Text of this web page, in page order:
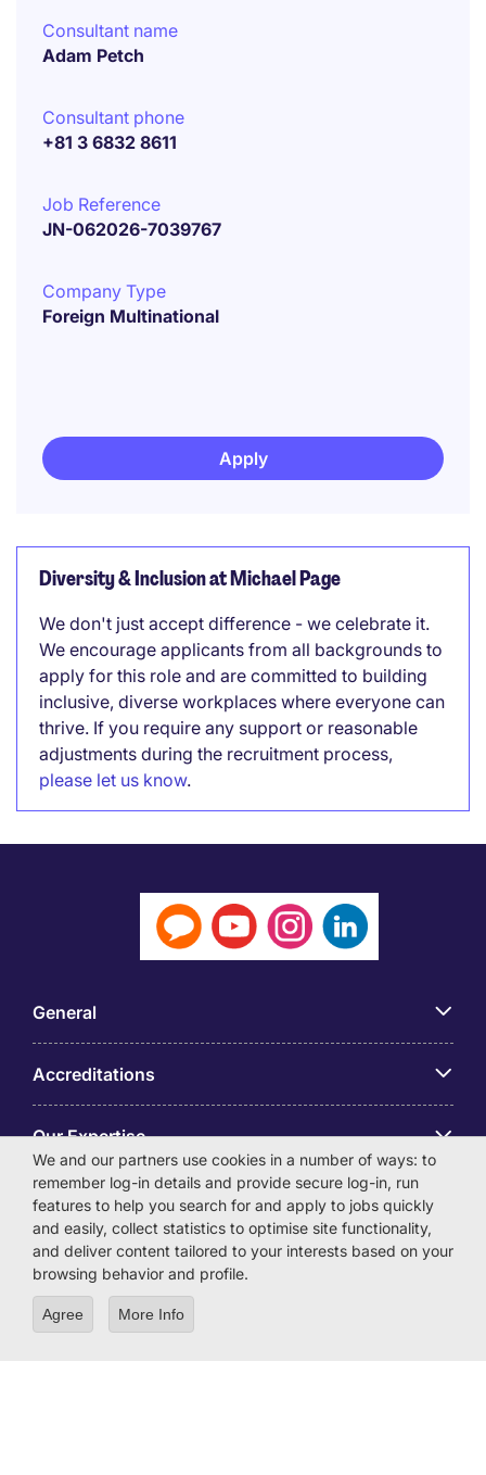
Consultant name
Adam Petch
Consultant phone
+81 3 6832 8611
Job Reference
JN-062026-7039767
Company Type
Foreign Multinational
Apply
Diversity & Inclusion at Michael Page
We don't just accept difference - we celebrate it.
We encourage applicants from all backgrounds to
apply for this role and are committed to building
inclusive, diverse workplaces where everyone can
thrive. If you require any support or reasonable
adjustments during the recruitment process,
please let us know.
General
Accreditations
Our Expertise
アプリ
Employer Centre
We and our partners use cookies in a number of ways: to
remember log-in details and provide secure log-in, run
features to help you search for and apply to jobs quickly
and easily, collect statistics to optimise site functionality,
and deliver content tailored to your interests based on your
browsing behavior and profile.
Agree More Info